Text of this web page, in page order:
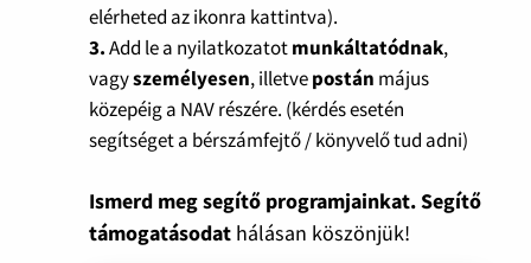
elérheted az ikonra kattintva).
3.Add le a nyilatkozatotmunkáltatódnak,
vagyszemélyesen, illetvepostán május
közepéig a NAV részére. (kérdés esetén
segítséget a bérszámfejtő / könyvelő tud adni)
Ismerd meg segítő programjainkat. Segítő
támogatásodat hálásan köszönjük!